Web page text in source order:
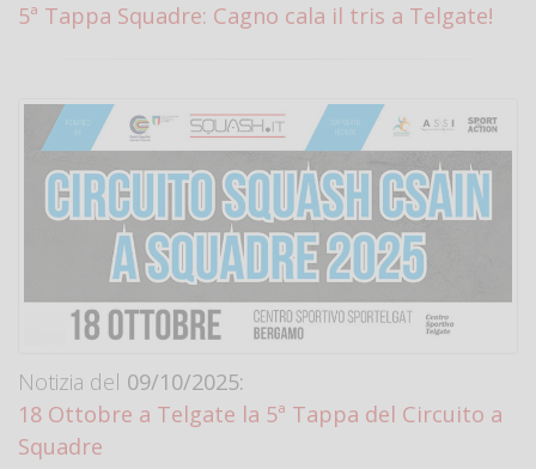
5ª Tappa Squadre: Cagno cala il tris a Telgate!
Notizia del 09/10/2025:
18 Ottobre a Telgate la 5ª Tappa del Circuito a
Squadre